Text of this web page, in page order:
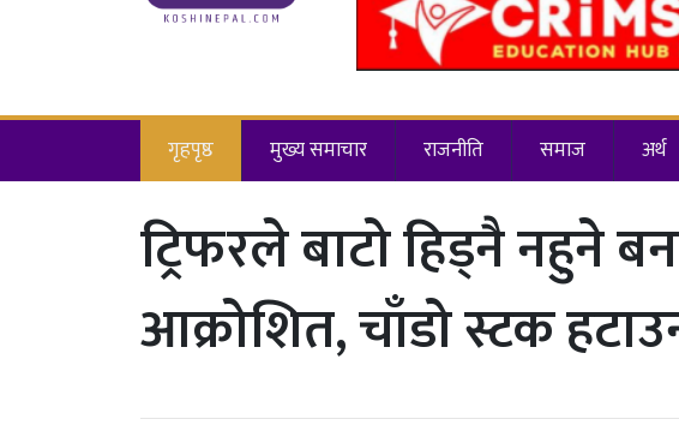
गृहपृष्ठ मुख्य समाचार राजनीति समाज अर्थ
ट्रिफरले बाटो हिड्नै नहुने
आक्रोशित, चाँडो स्टक